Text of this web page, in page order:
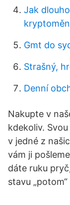
Jak
Gmt do
Strašný,
Denní
Nakupte v
kdekoliv.
v jedné z
vám ji
dáte ruku
stavu